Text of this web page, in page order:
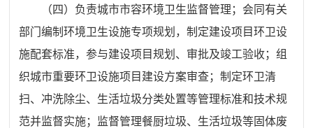
（四）负责城市市容环境卫生监督管理；会同有关
部门编制环境卫生设施专项规划，制定建设项目环卫设
施配套标准，参与建设项目规划、审批及竣工验收；组
织城市重要环卫设施项目建设方案审查；制定环卫清
扫、冲洗除尘、生活垃圾分类处置等管理标准和技术规
范并监督实施；监督管理餐厨垃圾、生活垃圾等固体废